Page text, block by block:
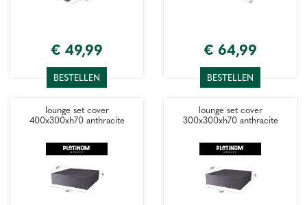
€ 49,99
BESTELLEN
€ 64,99
BESTELLEN
lounge set cover
400x300xh70 anthracite
lounge set cover
300x300xh70 anthracite